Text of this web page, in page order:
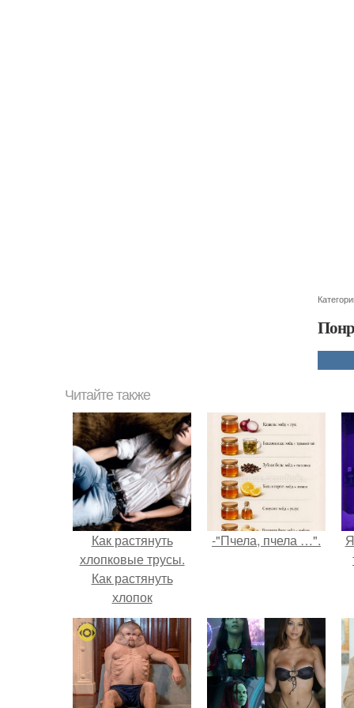
Читайте также
Как растянуть
хлопковые трусы.
Как растянуть
хлопок
-"Пчела, пчела …".